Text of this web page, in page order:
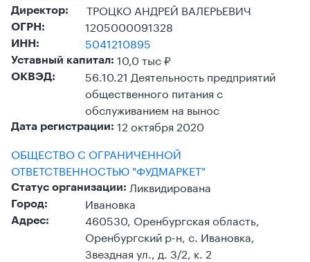
Директор:
ТРОЦКО АНДРЕЙ ВАЛЕРЬЕВИЧ
ОГРН: 1205000091328
ИНН: 5041210895
Уставный капитал: 10,0 тыс ₽
ОКВЭД:
56.10.21 Деятельность предприятий
общественного питания с
обслуживанием на вынос
Дата регистрации: 12 октября 2020
ОБЩЕСТВО С ОГРАНИЧЕННОЙ
ОТВЕТСТВЕННОСТЬЮ "ФУДМАРКЕТ"
Статус организации: Ликвидирована
Город: Ивановка
Адрес:
460530, Оренбургская область,
Оренбургский р-н, с. Ивановка,
Звездная ул., д. 3/2, к. 2